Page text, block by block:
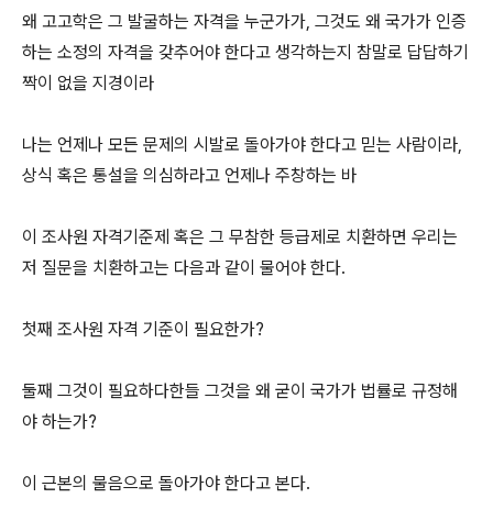
왜 고고학은 그 발굴하는 자격을 누군가가, 그것도 왜 국가가 인증
하는 소정의 자격을 갖추어야 한다고 생각하는지 참말로 답답하기
짝이 없을 지경이라
나는 언제나 모든 문제의 시발로 돌아가야 한다고 믿는 사람이라,
상식 혹은 통설을 의심하라고 언제나 주창하는 바
이 조사원 자격기준제 혹은 그 무참한 등급제로 치환하면 우리는
저 질문을 치환하고는 다음과 같이 물어야 한다.
첫째 조사원 자격 기준이 필요한가?
둘째 그것이 필요하다한들 그것을 왜 굳이 국가가 법률로 규정해
야 하는가?
이 근본의 물음으로 돌아가야 한다고 본다.